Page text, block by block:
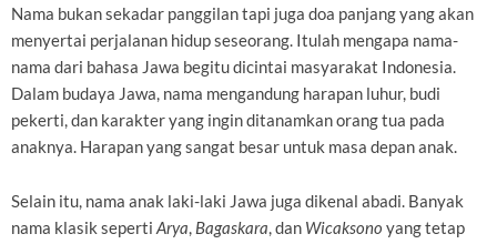
Nama bukan sekadar panggilan tapi juga doa panjang yang akan
menyertai perjalanan hidup seseorang. Itulah mengapa nama-
nama dari bahasa Jawa begitu dicintai masyarakat Indonesia.
Dalam budaya Jawa, nama mengandung harapan luhur, budi
pekerti, dan karakter yang ingin ditanamkan orang tua pada
anaknya. Harapan yang sangat besar untuk masa depan anak.
Selain itu, nama anak laki-laki Jawa juga dikenal abadi. Banyak
nama klasik seperti Arya, Bagaskara, dan Wicaksono yang tetap